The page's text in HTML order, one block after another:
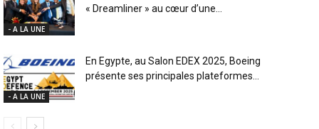
- A LA UNE
« Dreamliner » au cœur d’une...
- A LA UNE
En Egypte, au Salon EDEX 2025, Boeing
présente ses principales plateformes...